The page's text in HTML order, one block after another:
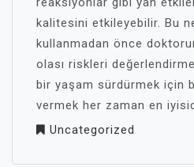
kalitesini etkileyebilir. Bu
kullanmadan önce
olası riskleri
bir yaşam sürdürmek için
vermek her zaman en
Uncategorized